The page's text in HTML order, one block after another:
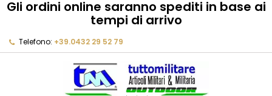
Gli ordini online saranno spediti in base ai
tempi di arrivo
Telefono: +39.0432 29 52 79
My wishlists
add_circle_outline Create new list
Crea lista dei desideri
Devi avere effettuato l'accesso per salvare dei
prodotti nella tua lista dei desideri.